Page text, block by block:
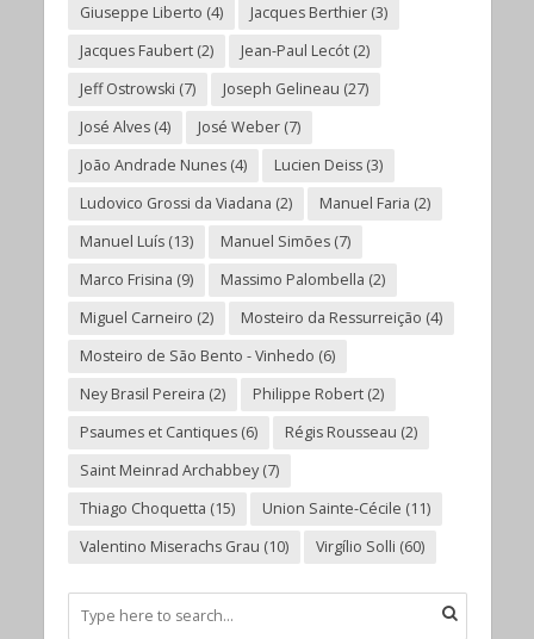
Giuseppe Liberto (4) Jacques Berthier(3)
Jacques Faubert(2) Jean-Paul Lecót(2)
Jeff Ostrowski (7) Joseph Gelineau (27)
José Alves(4) José Weber(7)
João Andrade Nunes(4) Lucien Deiss(3)
Ludovico Grossi da Viadana (2) Manuel Faria (2)
Manuel Luís(13) Manuel Simões(7)
Marco Frisina (9) Massimo Palombella (2)
Miguel Carneiro (2) Mosteiro da Ressurreição (4)
Mosteiro de São Bento - Vinhedo (6)
Ney Brasil Pereira (2) Philippe Robert(2)
Psaumes et Cantiques(6) Régis Rousseau (2)
Saint Meinrad Archabbey(7)
Thiago Choquetta (15) Union Sainte-Cécile (11)
Valentino Miserachs Grau (10) Virgílio Solli (60)